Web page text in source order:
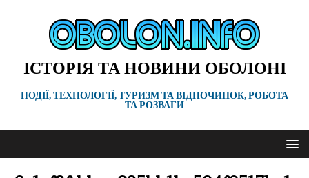
ІСТОРІЯ ТА НОВИНИ ОБОЛОНІ
ПОДІЇ, ТЕХНОЛОГІЇ, ТУРИЗМ ТА ВІДПОЧИНОК, РОБОТА
ТА РОЗВАГИ